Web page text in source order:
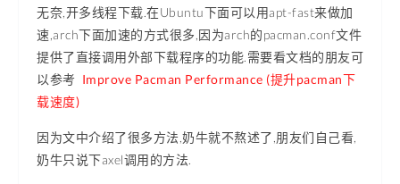
无奈,开多线程下载.在Ubuntu下面可以用apt-fast来做加
速,arch下面加速的方式很多,因为arch的pacman.conf文件
提供了直接调用外部下载程序的功能.需要看文档的朋友可
以参考 Improve Pacman Performance (提升pacman下
载速度)
因为文中介绍了很多方法,奶牛就不熬述了,朋友们自己看,
奶牛只说下axel调用的方法.